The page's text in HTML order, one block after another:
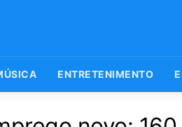
ENTRETENIMENTO